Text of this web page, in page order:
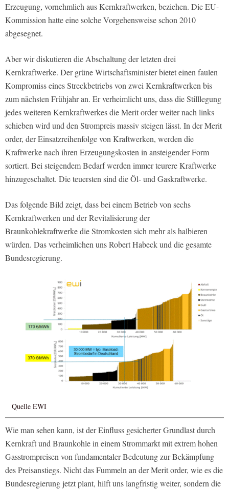
Erzeugung, vornehmlich aus Kernkraftwerken, beziehen. Die EU-
Kommission hatte eine solche Vorgehensweise schon 2010
abgesegnet.
Aber wir diskutieren die Abschaltung der letzten drei
Kernkraftwerke. Der grüne Wirtschaftsminister bietet einen faulen
Kompromiss eines Streckbetriebs von zwei Kernkraftwerken bis
zum nächsten Frühjahr an. Er verheimlicht uns, dass die Stilllegung
jedes weiteren Kernkraftwerkes die Merit order weiter nach links
schieben wird und den Strompreis massiv steigen lässt. In der Merit
order, der Einsatzreihenfolge von Kraftwerken, werden die
Kraftwerke nach ihren Erzeugungskosten in ansteigender Form
sortiert. Bei steigendem Bedarf werden immer teurere Kraftwerke
hinzugeschaltet. Die teuersten sind die Öl- und Gaskraftwerke.
Das folgende Bild zeigt, dass bei einem Betrieb von sechs
Kernkraftwerken und der Revitalisierung der
Braunkohlekraftwerke die Stromkosten sich mehr als halbieren
würden. Das verheimlichen uns Robert Habeck und die gesamte
Bundesregierung.
Quelle EWI
Wie man sehen kann, ist der Einfluss gesicherter Grundlast durch
Kernkraft und Braunkohle in einem Strommarkt mit extrem hohen
Gasstrompreisen von fundamentaler Bedeutung zur Bekämpfung
des Preisanstiegs. Nicht das Fummeln an der Merit order, wie es die
Bundesregierung jetzt plant, hilft uns langfristig weiter, sondern die